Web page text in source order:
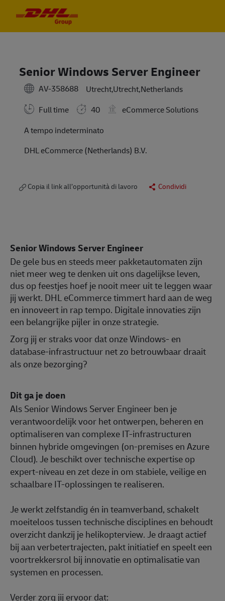
Senior Windows Server Engineer
AV-358688
Utrecht,Utrecht,Netherlands
Full time
40
eCommerce Solutions
A tempo indeterminato
DHL eCommerce (Netherlands) B.V.
Copia il link all’opportunità di lavoro Condividi
Senior Windows Server Engineer
De gele bus en steeds meer pakketautomaten zijn
niet meer weg te denken uit ons dagelijkse leven,
dus op feestjes hoef je nooit meer uit te leggen waar
jij werkt. DHL eCommerce timmert hard aan de weg
en innoveert in rap tempo. Digitale innovaties zijn
een belangrijke pijler in onze strategie.
Zorg jij er straks voor dat onze Windows- en
database-infrastructuur net zo betrouwbaar draait
als onze bezorging?
Dit ga je doen
Als Senior Windows Server Engineer ben je
verantwoordelijk voor het ontwerpen, beheren en
optimaliseren van complexe IT-infrastructuren
binnen hybride omgevingen (on-premises en Azure
Cloud). Je beschikt over technische expertise op
expert-niveau en zet deze in om stabiele, veilige en
schaalbare IT-oplossingen te realiseren.
Je werkt zelfstandig én in teamverband, schakelt
moeiteloos tussen technische disciplines en behoudt
overzicht dankzij je helikopterview. Je draagt actief
bij aan verbetertrajecten, pakt initiatief en speelt een
voortrekkersrol bij innovatie en optimalisatie van
systemen en processen.
Verder zorg jij ervoor dat: